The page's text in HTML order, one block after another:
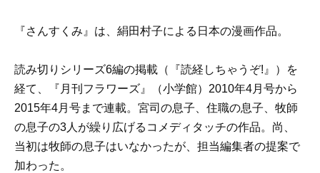
『さんすくみ』は、絹田村子による日本の漫画作品。
読み切りシリーズ6編の掲載（『読経しちゃうぞ!』）を
経て、『月刊フラワーズ』（小学館）2010年4月号から
2015年4月号まで連載。宮司の息子、住職の息子、牧師
の息子の3人が繰り広げるコメディタッチの作品。尚、
当初は牧師の息子はいなかったが、担当編集者の提案で
加わった。